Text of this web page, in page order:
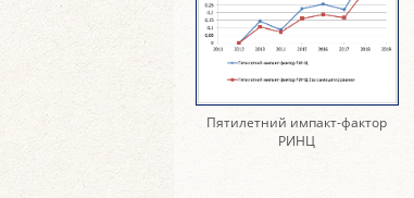
Пятилетний импакт-фактор
РИНЦ